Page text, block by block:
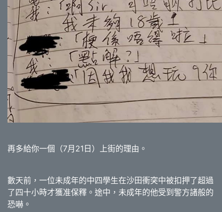
再多給你一個（7月21日）上街的理由。
數天前，一位未成年的中四學生在沙田衝突中被扣押了超過
了四十小時才獲准保釋。途中，未成年的他受到警方諸般的
恐嚇。